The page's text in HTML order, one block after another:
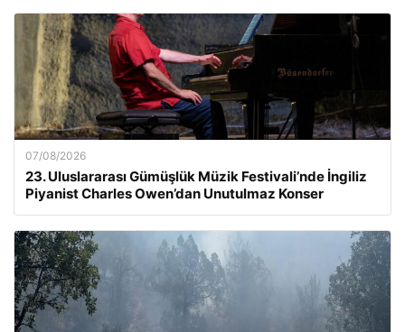
07/08/2026
23. Uluslararası Gümüşlük Müzik Festivali’nde İngiliz
Piyanist Charles Owen’dan Unutulmaz Konser